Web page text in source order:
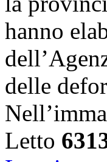
hanno
delle
Letto